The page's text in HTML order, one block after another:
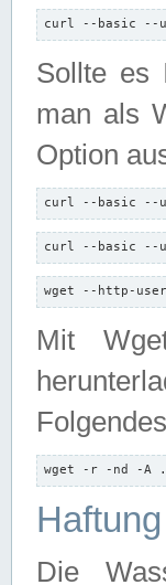
curl --basic --
Sollte es
man als
Option
curl --basic --
curl --basic --
wget --http-
Mit
wget -r -nd -A
Die